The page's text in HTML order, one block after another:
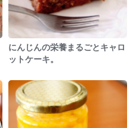
にんじんの栄養まるごとキャロ
ットケーキ。